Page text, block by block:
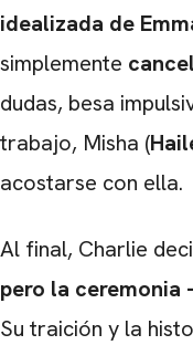
idealizada de
simplemente
dudas, besa
trabajo, Misha (
acostarse con ella.
Al final, Charlie
pero la
Su traición y la